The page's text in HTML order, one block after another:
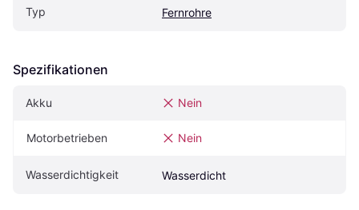
Typ Fernrohre
Spezifikationen
Akku Nein
Motorbetrieben Nein
Wasserdichtigkeit Wasserdicht